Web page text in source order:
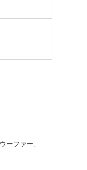
ーファー、